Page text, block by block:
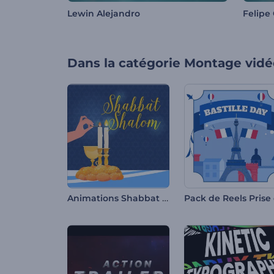
Lewin Alejandro Felipe
Dans la catégorie Montage
Animations Shabbat Shalom